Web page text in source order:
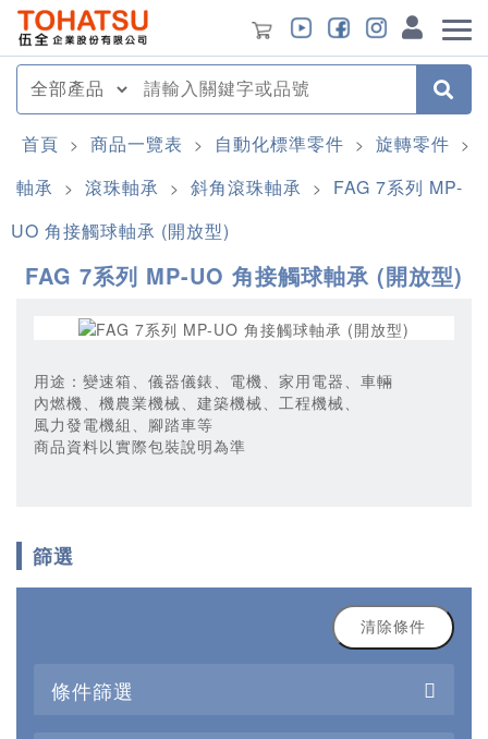
首頁 > 商品一覽表 > 自動化標準零件 > 旋轉零件 >
軸承 > 滾珠軸承 > 斜角滾珠軸承 >
FAG 7系列 MP-
UO 角接觸球軸承 (開放型)
FAG 7系列 MP-UO 角接觸球軸承 (開放型)
用途：變速箱、儀器儀錶、電機、家用電器、車輛
內燃機、機農業機械、建築機械、工程機械、
風力發電機組、腳踏車等
商品資料以實際包裝說明為準
篩選
清除條件
條件篩選